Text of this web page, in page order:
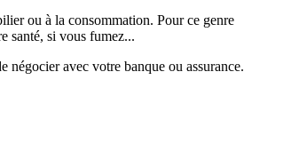
ou à la consommation. Pour ce genre
santé, si vous fumez...
négocier avec votre banque ou assurance.